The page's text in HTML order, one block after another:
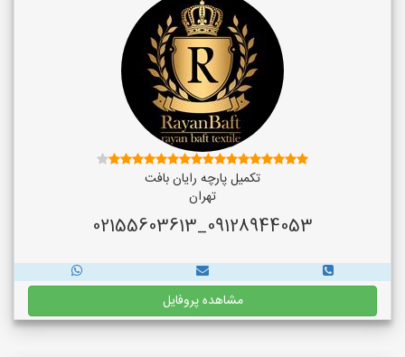
تکمیل پارچه رایان بافت
تهران
09128944053_02155603613
مشاهده پروفایل